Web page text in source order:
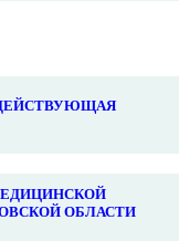
ОБЛАСТИ